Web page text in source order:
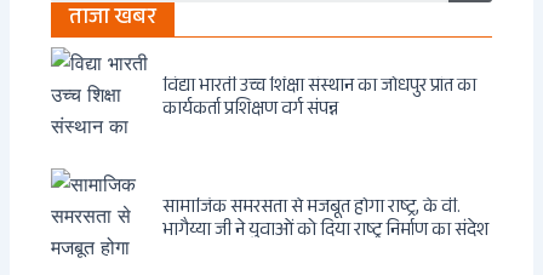
ताजा खबर
विद्या भारती उच्च शिक्षा संस्थान का जोधपुर प्रांत का
कार्यकर्ता प्रशिक्षण वर्ग संपन्न
सामाजिक समरसता से मजबूत होगा राष्ट्र, के वी.
भागैय्या जी ने युवाओं को दिया राष्ट्र निर्माण का संदेश